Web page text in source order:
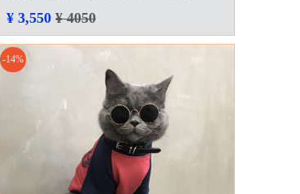
champion 犬用 tシャツ お散歩 お出かけ 小中
型犬服 春夏犬服 通気 人気 ブランド ドッグ
ウェア おしゃれ ホワイト オレンジ 安価
¥ 3,550 ¥ 4050
-14%